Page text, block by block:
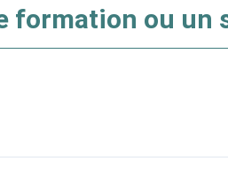
formation ou un